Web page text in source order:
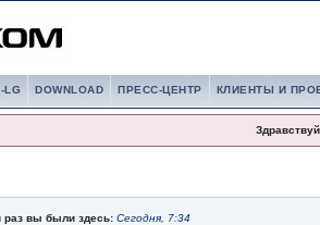
LG DOWNLOAD ПРЕСС-ЦЕНТР КЛИЕНТЫ И
раз вы были здесь: Сегодня, 7:34